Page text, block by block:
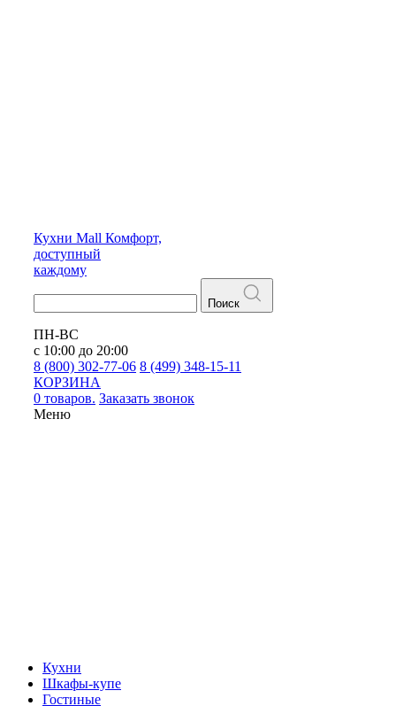
Кухни Mall Комфорт,
доступный
каждому
Поиск
ПН-ВС
с 10:00 до 20:00
8 (800) 302-77-06 8 (499) 348-15-11
КОРЗИНА
0 товаров. Заказать звонок
Меню
Кухни
Шкафы-купе
Гостиные